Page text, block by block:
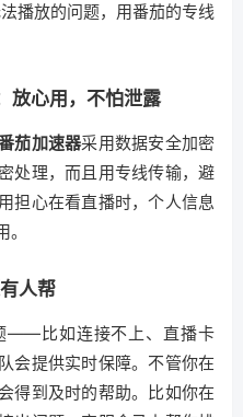
播放的问题，用番茄的专线
放心用，不怕泄露
茄加速器采用数据安全加密
处理，而且用专线传输，避
担心在看直播时，个人信息
人帮
——比如连接不上、直播卡
会提供实时保障。不管你在
得到及时的帮助。比如你在